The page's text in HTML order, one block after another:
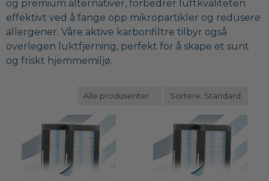
og premium alternativer, forbedrer luftkvaliteten
effektivt ved å fange opp mikropartikler og redusere
allergener. Våre aktive karbonfiltre tilbyr også
overlegen luktfjerning, perfekt for å skape et sunt
og friskt hjemmemiljø.